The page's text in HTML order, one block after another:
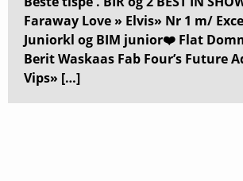
Faraway Love » Elvis» Nr 1 m/
Juniorkl og BIM junior❤️ Flat
Berit Waskaas Fab Four’s Future
Vips» […]